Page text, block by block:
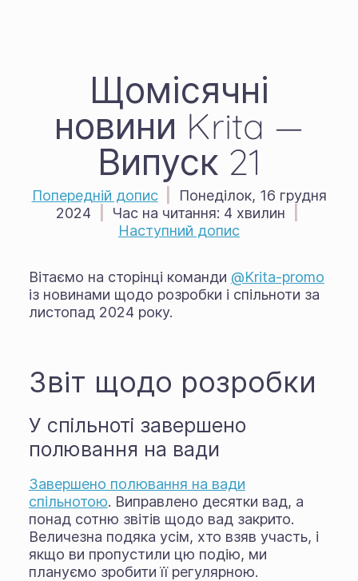
Щомісячні
новини Krita —
Випуск 21
Попередній допис
Понеділок, 16 грудня
2024
Час на читання: 4 хвилин
Наступний допис
Вітаємо на сторінці команди @Krita-promo
із новинами щодо розробки і спільноти за
листопад 2024 року.
Звіт щодо розробки
У спільноті завершено
полювання на вади
Завершено полювання на вади
спільнотою. Виправлено десятки вад, а
понад сотню звітів щодо вад закрито.
Величезна подяка усім, хто взяв участь, і
якщо ви пропустили цю подію, ми
плануємо зробити її регулярною.